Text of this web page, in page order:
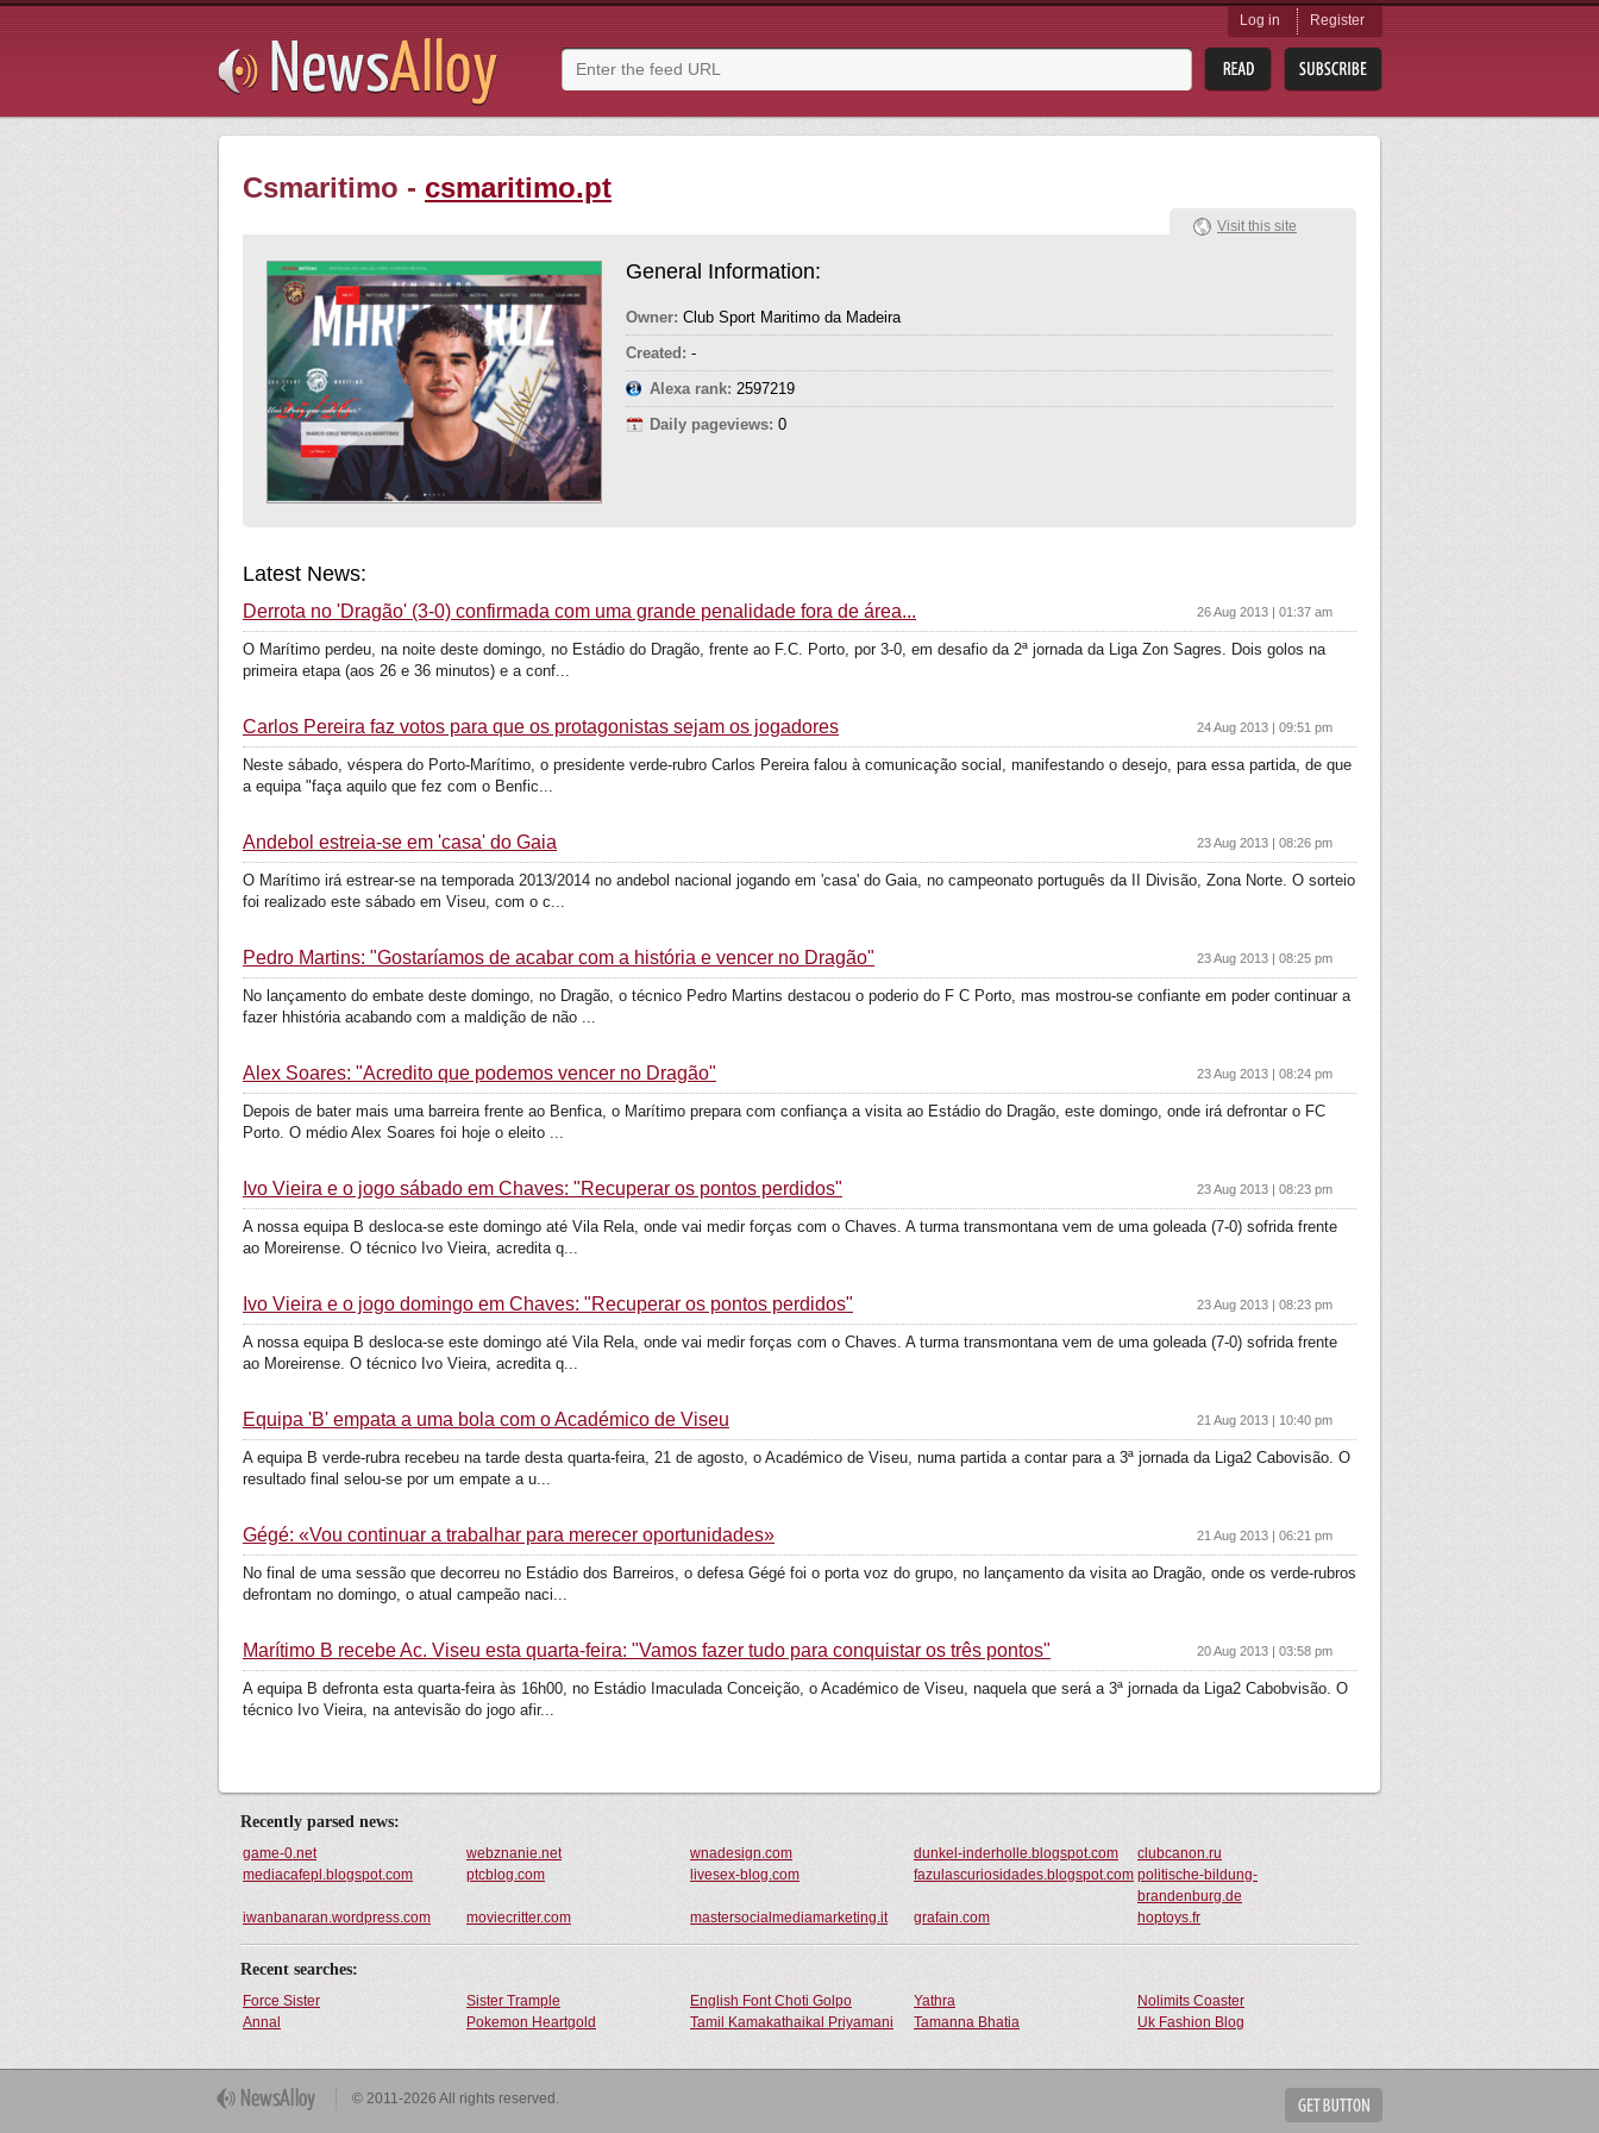
Log in Register
Csmaritimo - csmaritimo.pt
General Information:
Owner: Club Sport Maritimo da Madeira
Created: -
Alexa rank: 2597219
Daily pageviews: 0
Visit this site
Latest News:
Derrota no 'Dragão' (3-0) confirmada com uma grande penalidade fora de área... 26 Aug 2013 | 01:37 am
O Marítimo perdeu, na noite deste domingo, no Estádio do Dragão, frente ao F.C. Porto, por 3-0, em desafio da 2ª jornada da Liga Zon Sagres. Dois golos na
primeira etapa (aos 26 e 36 minutos) e a conf...
Carlos Pereira faz votos para que os protagonistas sejam os jogadores 24 Aug 2013 | 09:51 pm
Neste sábado, véspera do Porto-Marítimo, o presidente verde-rubro Carlos Pereira falou à comunicação social, manifestando o desejo, para essa partida, de que
a equipa "faça aquilo que fez com o Benfic...
Andebol estreia-se em 'casa' do Gaia 23 Aug 2013 | 08:26 pm
O Marítimo irá estrear-se na temporada 2013/2014 no andebol nacional jogando em 'casa' do Gaia, no campeonato português da II Divisão, Zona Norte. O sorteio
foi realizado este sábado em Viseu, com o c...
Pedro Martins: "Gostaríamos de acabar com a história e vencer no Dragão" 23 Aug 2013 | 08:25 pm
No lançamento do embate deste domingo, no Dragão, o técnico Pedro Martins destacou o poderio do F C Porto, mas mostrou-se confiante em poder continuar a
fazer hhistória acabando com a maldição de não ...
Alex Soares: "Acredito que podemos vencer no Dragão" 23 Aug 2013 | 08:24 pm
Depois de bater mais uma barreira frente ao Benfica, o Marítimo prepara com confiança a visita ao Estádio do Dragão, este domingo, onde irá defrontar o FC
Porto. O médio Alex Soares foi hoje o eleito ...
Ivo Vieira e o jogo sábado em Chaves: "Recuperar os pontos perdidos" 23 Aug 2013 | 08:23 pm
A nossa equipa B desloca-se este domingo até Vila Rela, onde vai medir forças com o Chaves. A turma transmontana vem de uma goleada (7-0) sofrida frente
ao Moreirense. O técnico Ivo Vieira, acredita q...
Ivo Vieira e o jogo domingo em Chaves: "Recuperar os pontos perdidos" 23 Aug 2013 | 08:23 pm
A nossa equipa B desloca-se este domingo até Vila Rela, onde vai medir forças com o Chaves. A turma transmontana vem de uma goleada (7-0) sofrida frente
ao Moreirense. O técnico Ivo Vieira, acredita q...
Equipa 'B' empata a uma bola com o Académico de Viseu 21 Aug 2013 | 10:40 pm
A equipa B verde-rubra recebeu na tarde desta quarta-feira, 21 de agosto, o Académico de Viseu, numa partida a contar para a 3ª jornada da Liga2 Cabovisão. O
resultado final selou-se por um empate a u...
Gégé: «Vou continuar a trabalhar para merecer oportunidades» 21 Aug 2013 | 06:21 pm
No final de uma sessão que decorreu no Estádio dos Barreiros, o defesa Gégé foi o porta voz do grupo, no lançamento da visita ao Dragão, onde os verde-rubros
defrontam no domingo, o atual campeão naci...
Marítimo B recebe Ac. Viseu esta quarta-feira: "Vamos fazer tudo para conquistar os três pontos" 20 Aug 2013 | 03:58 pm
A equipa B defronta esta quarta-feira às 16h00, no Estádio Imaculada Conceição, o Académico de Viseu, naquela que será a 3ª jornada da Liga2 Cabobvisão. O
técnico Ivo Vieira, na antevisão do jogo afir...
Recently parsed news:
game-0.net webznanie.net wnadesign.com dunkel-inderholle.blogspot.com
clubcanon.ru
mediacafepl.blogspot.com
ptcblog.com livesex-blog.com fazulascuriosidades.blogspot.com politische-bildung-
brandenburg.de
iwanbanaran.wordpress.com
moviecritter.com mastersocialmediamarketing.it grafain.com hoptoys.fr
Recent searches:
Force Sister Sister Trample English Font Choti Golpo Yathra
Nolimits Coaster
Annal
Pokemon Heartgold Tamil Kamakathaikal Priyamani Tamanna Bhatia Uk Fashion Blog
© 2011-2026 All rights reserved.